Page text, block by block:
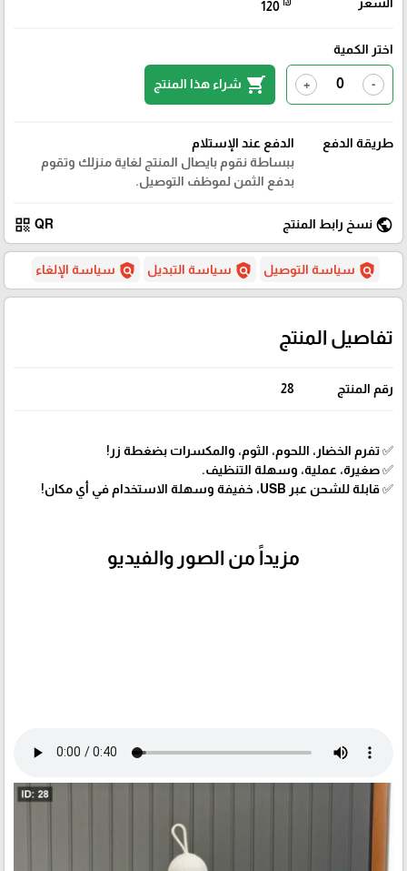
السعر 120
اختر الكمية
-
+
shopping_cart شراء هذا المنتج
طريقة الدفع
الدفع عند الإستلام
ببساطة نقوم بايصال المنتج لغاية منزلك وتقوم
بدفع الثمن لموظف التوصيل.
public نسخ رابط المنتج QR
qr_code
policy سياسة التوصيل policy سياسة التبديل policy سياسة الإلغاء
تفاصيل المنتج
رقم المنتج 28
✅ تفرم الخضار، اللحوم، الثوم، والمكسرات بضغطة زر!
✅ صغيرة، عملية، وسهلة التنظيف.
✅ قابلة للشحن عبر USB، خفيفة وسهلة الاستخدام في أي مكان!
مزيداً من الصور والفيديو